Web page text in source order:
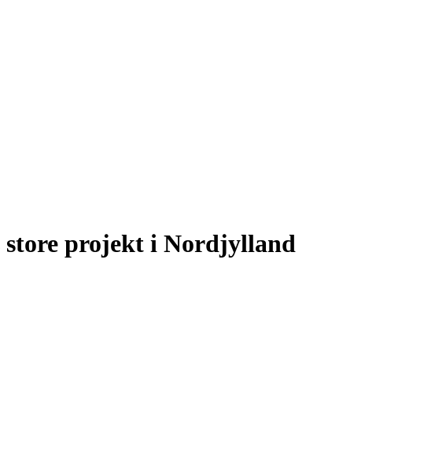
store projekt i Nordjylland